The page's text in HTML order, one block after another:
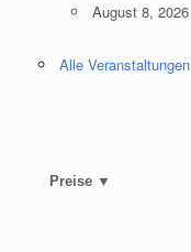
August 8, 2026
Alle Veranstaltungen
Preise ▼